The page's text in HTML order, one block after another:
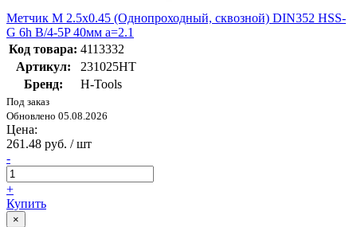
Метчик М 2.5х0.45 (Однопроходный, сквозной) DIN352 HSS-
G 6h B/4-5P 40мм a=2.1
Код товара: 4113332
Артикул:
231025HT
Бренд:
H-Tools
Под заказ
Обновлено 05.08.2026
Цена:
261.48 руб. / шт
-
+
Купить
×